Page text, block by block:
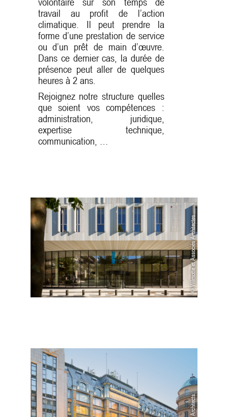
travail au profit de l’action
climatique. Il peut prendre la
forme d’une prestation de service
ou d’un prêt de main d’œuvre.
Dans ce dernier cas, la durée de
présence peut aller de quelques
heures à 2 ans.
Rejoignez notre structure quelles
que soient vos compétences :
administration, juridique,
expertise technique,
communication, …
©Wilmotte et Associés Architectes